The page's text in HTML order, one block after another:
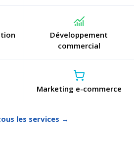
Développement
commercial
Marketing e-commerce
les services →